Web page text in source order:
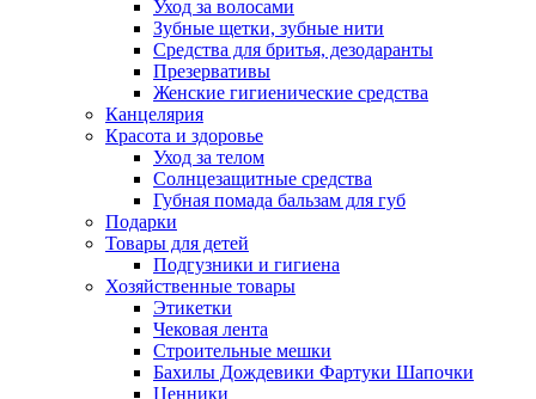
Уход за волосами
Зубные щетки, зубные нити
Средства для бритья, дезодаранты
Презервативы
Женские гигиенические средства
Канцелярия
Красота и здоровье
Уход за телом
Солнцезащитные средства
Губная помада бальзам для губ
Подарки
Товары для детей
Подгузники и гигиена
Хозяйственные товары
Этикетки
Чековая лента
Строительные мешки
Бахилы Дождевики Фартуки Шапочки
Ценники